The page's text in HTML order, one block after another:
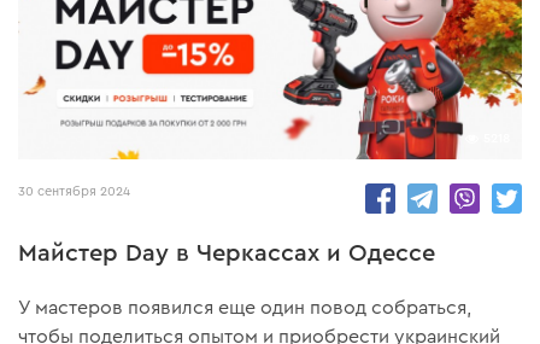
30 сентября 2024
Майстер Day в Черкассах и Одессе
У мастеров появился еще один повод собраться,
чтобы поделиться опытом и приобрести украинский